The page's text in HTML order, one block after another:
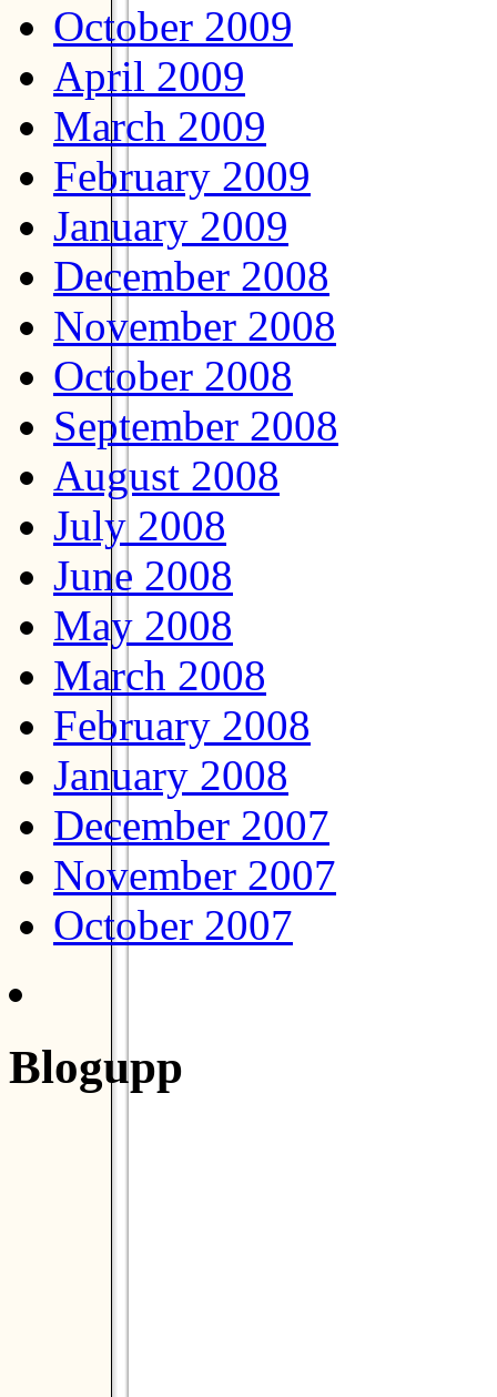
October 2009
April 2009
March 2009
February 2009
January 2009
December 2008
November 2008
October 2008
September 2008
August 2008
July 2008
June 2008
May 2008
March 2008
February 2008
January 2008
December 2007
November 2007
October 2007
Blogupp